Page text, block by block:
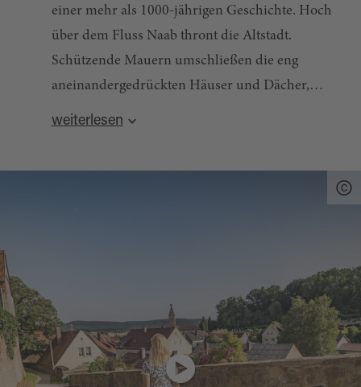
einer mehr als 1000-jährigen Geschichte. Hoch
über dem Fluss Naab thront die Altstadt.
Schützende Mauern umschließen die eng
aneinandergedrückten Häuser und Dächer,
mächtige Türme künden von Sicherheit und
weiterlesen